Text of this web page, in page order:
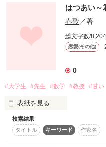
続編の都合により
年齢などちょこっと
変えました。すいません
ですが内容はほぼかわってま
夫婦の誕生日の奇跡につい
あなたは解けますか?
作
はつあい～
春歌 ／著
総文字数/8,204
恋愛(その他)
0
#大学生 #先生 #数学 #教授 #甘い
表紙を見る
大学生と助教授の
ちょっと変わった恋物語。
検索結果
タイトル
キーワード 作家名